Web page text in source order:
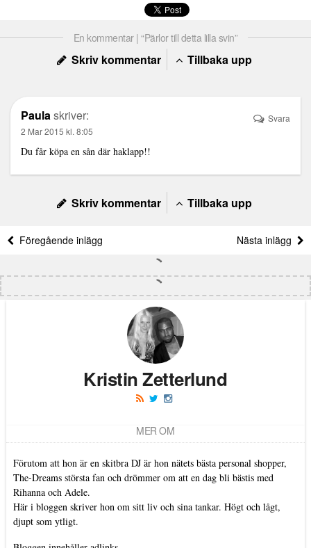
En kommentar | “Pärlor till detta lilla svin”
Skriv kommentar Tillbaka upp
Paulaskriver:
2 Mar 2015 kl. 8:05
Du får köpa en sån där haklapp!!
Svara
Skriv kommentar Tillbaka upp
Föregående inlägg Nästa inlägg
Kristin Zetterlund
MER OM
Förutom att hon är en skitbra DJ är hon nätets bästa personal shopper,
The-Dreams största fan och drömmer om att en dag bli bästis med
Rihanna och Adele.
Här i bloggen skriver hon om sitt liv och sina tankar. Högt och lågt,
djupt som ytligt.